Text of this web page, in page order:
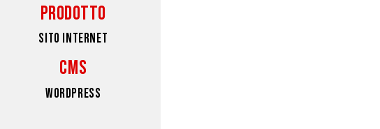
PRODOTTO
SITO INTERNET
CMS
WORDPRESS